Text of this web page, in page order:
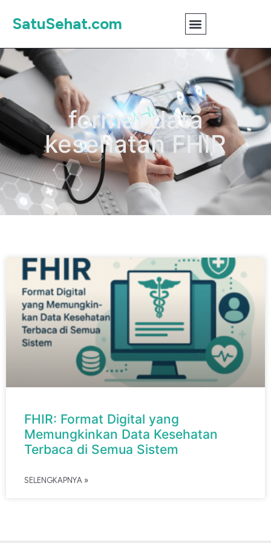
SatuSehat.com
format data
kesehatan FHIR
FHIR: Format Digital yang
Memungkinkan Data Kesehatan
Terbaca di Semua Sistem
SELENGKAPNYA »